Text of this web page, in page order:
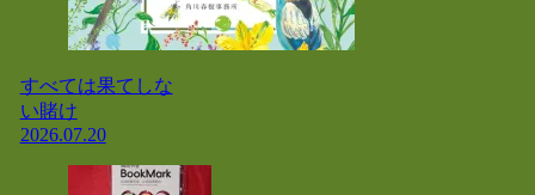
すべては果てしな
い賭け
2026.07.20